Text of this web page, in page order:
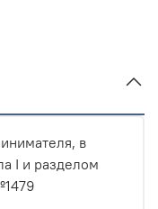
в
I и разделом